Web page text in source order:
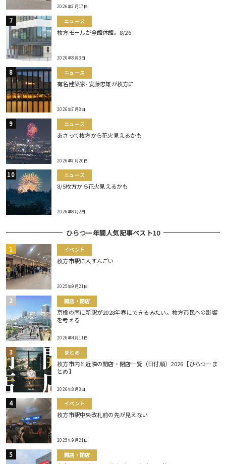
2026年7月17日
ニュース
枚方モールが全館休館。8/26
2026年8月3日
ニュース
有名建築家･安藤忠雄が枚方に
2026年7月8日
ニュース
あさって枚方から花火見えるかも
2026年7月20日
ニュース
8/5枚方から花火見えるかも
2026年8月2日
ひらつー年間人気記事ベスト10
イベント
枚方市駅に人すんごい
2025年9月21日
開店・閉店
京橋の南に新駅が2028年春にできるみたい。枚方市民への影響
を考える
2026年4月11日
まとめ
枚方市内と近隣の開店・閉店一覧（日付順）2026【ひらつーま
とめ】
2026年8月3日
イベント
枚方市駅中央改札前の先が見えない
2025年9月21日
開店・閉店